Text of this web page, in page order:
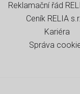
Reklamační řád
Ceník RELIA
Kariéra
Správa